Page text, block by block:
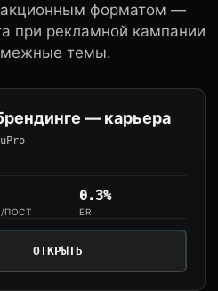
форматом —
при рекламной кампании
темы.
— карьера
ПОСТ
0.3%
ER
ОТКРЫТЬ